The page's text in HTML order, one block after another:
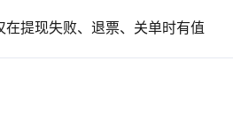
在提现失败、退票、关单时有值